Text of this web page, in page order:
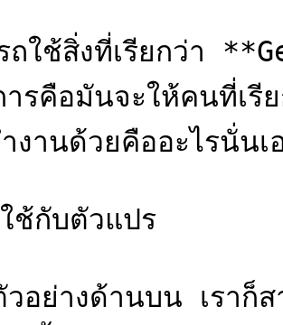
รถใช้สิ่งที่เรียกว่า
ารคือมันจะให้คนที่เ
งานด้วยคืออะไรนั่นเ
ช้กับตัวแปร
อย่างด้านบน เราก็